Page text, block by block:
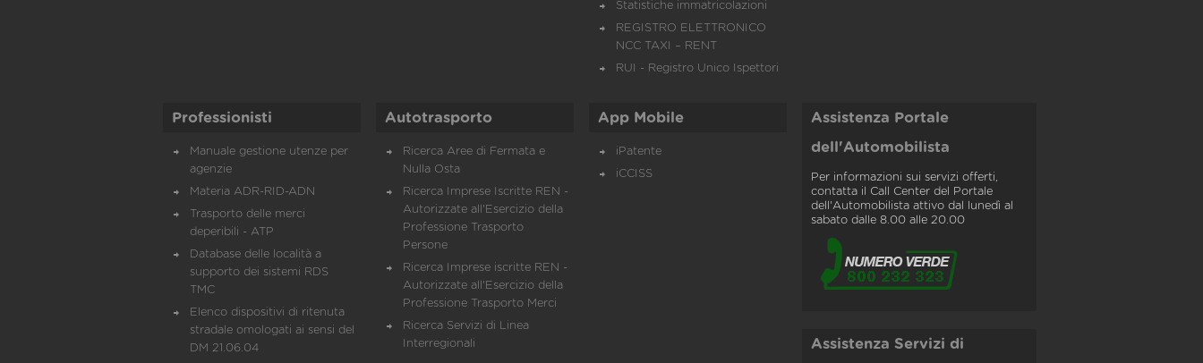
Statistiche immatricolazioni
REGISTRO ELETTRONICO
NCC TAXI – RENT
RUI - Registro Unico Ispettori
Professionisti
Manuale gestione utenze per
agenzie
Materia ADR-RID-ADN
Trasporto delle merci
deperibili - ATP
Database delle località a
supporto dei sistemi RDS
TMC
Elenco dispositivi di ritenuta
stradale omologati ai sensi del
DM 21.06.04
Autotrasporto
Ricerca Aree di Fermata e
Nulla Osta
Ricerca Imprese Iscritte REN -
Autorizzate all'Esercizio della
Professione Trasporto
Persone
Ricerca Imprese iscritte REN -
Autorizzate all'Esercizio della
Professione Trasporto Merci
Ricerca Servizi di Linea
Interregionali
App Mobile
iPatente
iCCISS
Assistenza Portale
dell'Automobilista
Per informazioni sui servizi offerti,
contatta il Call Center del Portale
dell'Automobilista attivo dal lunedì al
sabato dalle 8.00 alle 20.00
Assistenza Servizi di